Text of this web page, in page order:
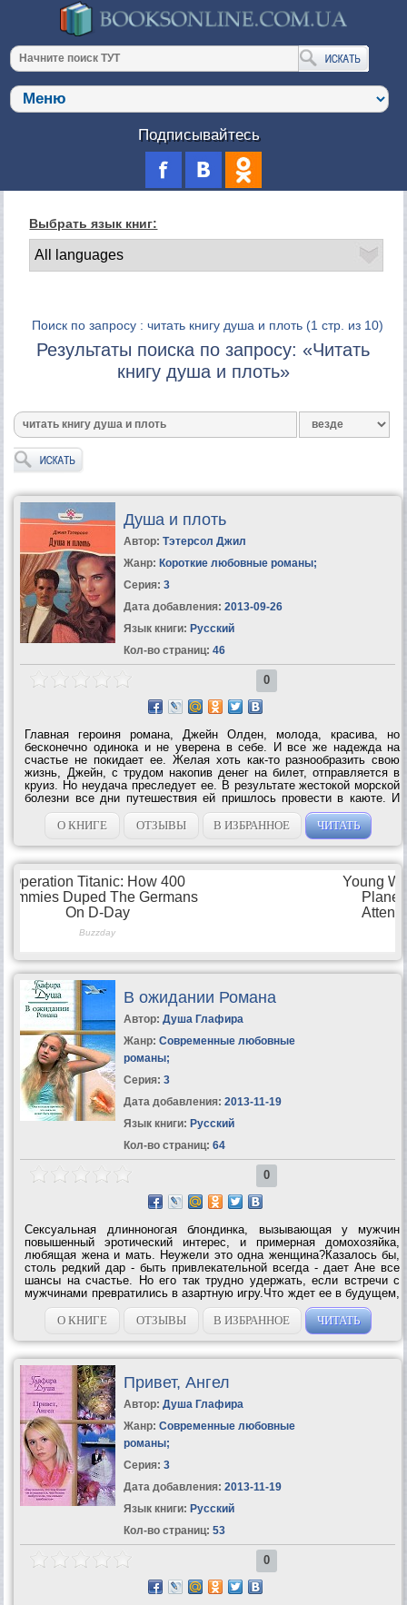
Подписывайтесь
Выбрать язык книг:
Поиск по запросу : читать книгу душа и плоть (1 стр. из 10)
Результаты поиска по запросу: «Читать
книгу душа и плоть»
Душа и плоть
Автор: Тэтерсол Джил
Жанр: Короткие любовные романы;
Серия: 3
Дата добавления: 2013-09-26
Язык книги: Русский
Кол-во страниц: 46
0
Главная героиня романа, Джейн Олден, молода, красива, но
бесконечно одинока и не уверена в себе. И все же надежда на
счастье не покидает ее. Желая хоть как-то разнообразить свою
жизнь, Джейн, с трудом накопив денег на билет, отправляется в
круиз. Но неудача преследует ее. В результате жестокой морской
болезни все дни путешествия ей пришлось провести в каюте. И
все же благодаря именно этому злополучному круизу в жизни
девушки...О КНИГЕ ОТЗЫВЫ В ИЗБРАННОЕ ЧИТАТЬ
В ожидании Романа
Автор: Душа Глафира
Жанр: Современные любовные
романы;
Серия: 3
Дата добавления: 2013-11-19
Язык книги: Русский
Кол-во страниц: 64
0
Сексуальная длинноногая блондинка, вызывающая у мужчин
повышенный эротический интерес, и примерная домохозяйка,
любящая жена и мать. Неужели это одна женщина?Казалось бы,
столь редкий дар - быть привлекательной всегда - дает Ане все
шансы на счастье. Но его так трудно удержать, если встречи с
мужчинами превратились в азартную игру.Что ждет ее в будущем,
когда очарование молодости потускнеет?Сможет ли она найти того
человека, который...
О КНИГЕ ОТЗЫВЫ В ИЗБРАННОЕ ЧИТАТЬ
Привет, Ангел
Автор: Душа Глафира
Жанр: Современные любовные
романы;
Серия: 3
Дата добавления: 2013-11-19
Язык книги: Русский
Кол-во страниц: 53
0